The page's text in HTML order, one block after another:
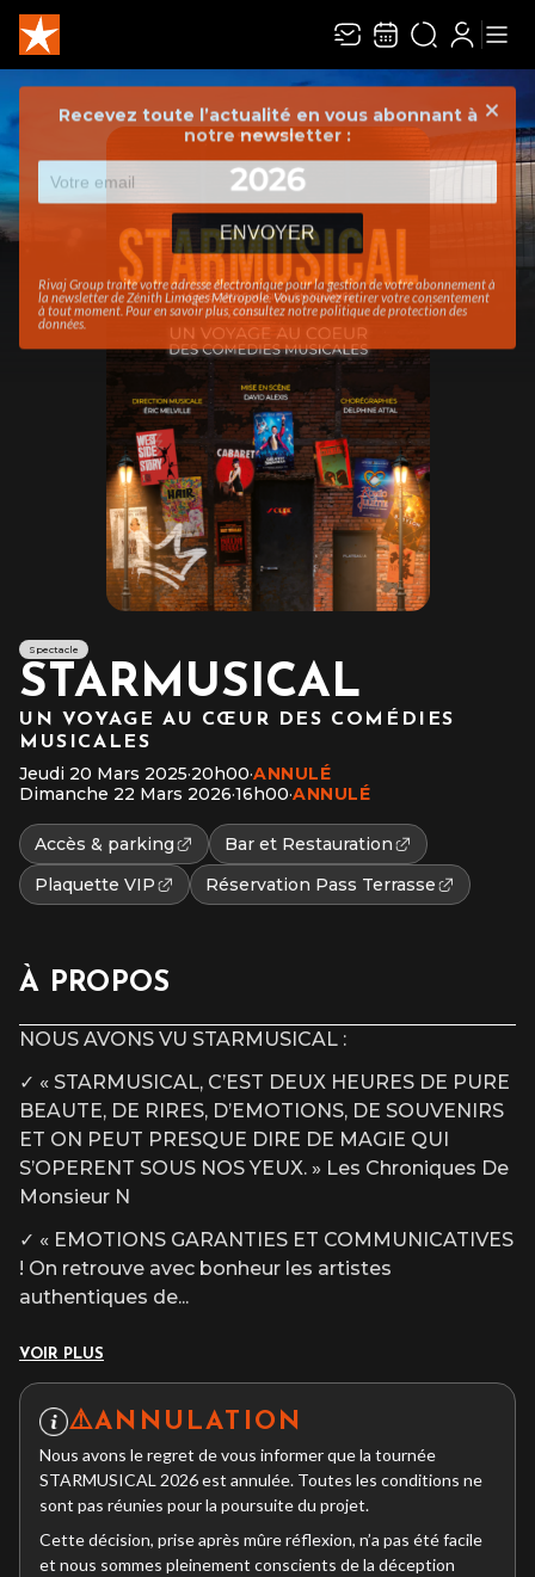
Recevez toute l’actualité en vous abonnant à
notre newsletter :
ENVOYER
Rivaj Group traite votre adresse électronique pour la gestion de votre abonnement à
la newsletter deZénith Limoges Métropole. Vous pouvez retirer votre consentement
à tout moment. Pour en savoir plus, consultez notrepolitique de protection des
données.
Spectacle
STARMUSICAL
UN VOYAGE AU CŒUR DES COMÉDIES
MUSICALES
Jeudi 20 Mars 2025·20h00·ANNULÉ
Dimanche 22 Mars 2026·16h00·ANNULÉ
Accès & parking
Bar et Restauration
Plaquette VIP
Réservation Pass Terrasse
À PROPOS
NOUS AVONS VU STARMUSICAL :
✓ « STARMUSICAL, C’EST DEUX HEURES DE PURE
BEAUTE, DE RIRES, D’EMOTIONS, DE SOUVENIRS
ET ON PEUT PRESQUE DIRE DE MAGIE QUI
S’OPERENT SOUS NOS YEUX. » Les Chroniques De
Monsieur N
✓ « EMOTIONS GARANTIES ET COMMUNICATIVES
! On retrouve avec bonheur les artistes
authentiques de...
VOIR PLUS
⚠️ANNULATION
Nous avons le regret de vous informer que la tournée
STARMUSICAL 2026 est annulée. Toutes les conditions ne
sont pas réunies pour la poursuite du projet.
Cette décision, prise après mûre réflexion, n’a pas été facile
et nous sommes pleinement conscients de la déception